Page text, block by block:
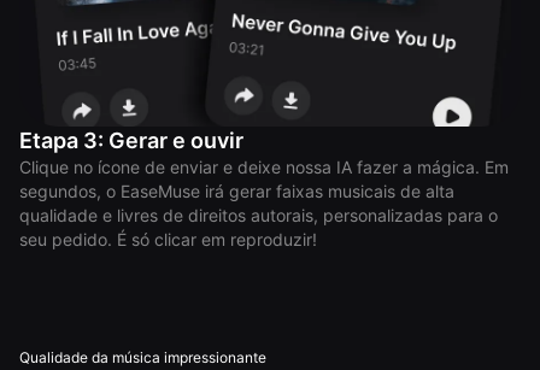
Etapa 3: Gerar e ouvir
Clique no ícone de enviar e deixe nossa IA fazer a mágica. Em
segundos, o EaseMuse irá gerar faixas musicais de alta
qualidade e livres de direitos autorais, personalizadas para o
seu pedido. É só clicar em reproduzir!
Qualidade da música impressionante